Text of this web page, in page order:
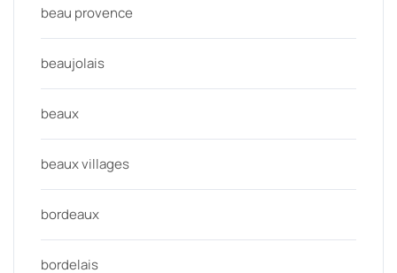
beau provence
beaujolais
beaux
beaux villages
bordeaux
bordelais